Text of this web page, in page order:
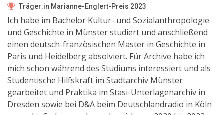
Träger:in Marianne-Englert-Preis 2023
Ich habe im Bachelor Kultur- und Sozialanthropologie
und Geschichte in Münster studiert und anschließend
einen deutsch-französischen Master in Geschichte in
Paris und Heidelberg absolviert. Für Archive habe ich
mich schon während des Studiums interessiert und als
Studentische Hilfskraft im Stadtarchiv Münster
gearbeitet und Praktika im Stasi-Unterlagenarchiv in
Dresden sowie bei D&A beim Deutschlandradio in Köln